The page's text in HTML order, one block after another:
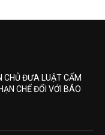
CHỦ ĐƯA LUẬT CẤM
CHẾ ĐỐI VỚI BÁO